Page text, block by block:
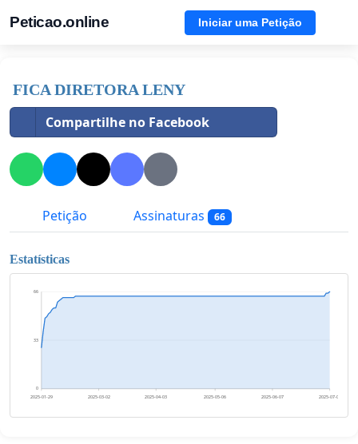
Peticao.online Iniciar uma Petição
FICA DIRETORA LENY
Compartilhe no Facebook
Petição Assinaturas 66
Estatísticas
0
33
66
2025-01-29 2025-03-02 2025-04-03 2025-05-06 2025-06-07 2025-07-09